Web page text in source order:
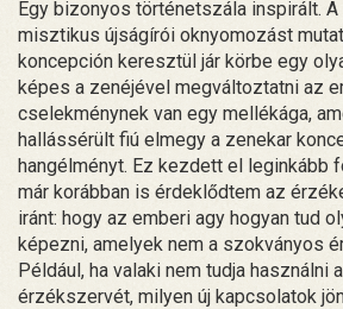
Egy bizonyos történetszála inspirált. A
misztikus újságírói oknyomozást
koncepción keresztül jár körbe egy
képes a zenéjével megváltoztatni az
cselekménynek van egy mellékága,
hallássérült fiú elmegy a zenekar
hangélményt. Ez kezdett el leginkább
már korábban is érdeklődtem az
iránt: hogy az emberi agy hogyan tud
képezni, amelyek nem a szokványos
Például, ha valaki nem tudja használni
érzékszervét, milyen új kapcsolatok